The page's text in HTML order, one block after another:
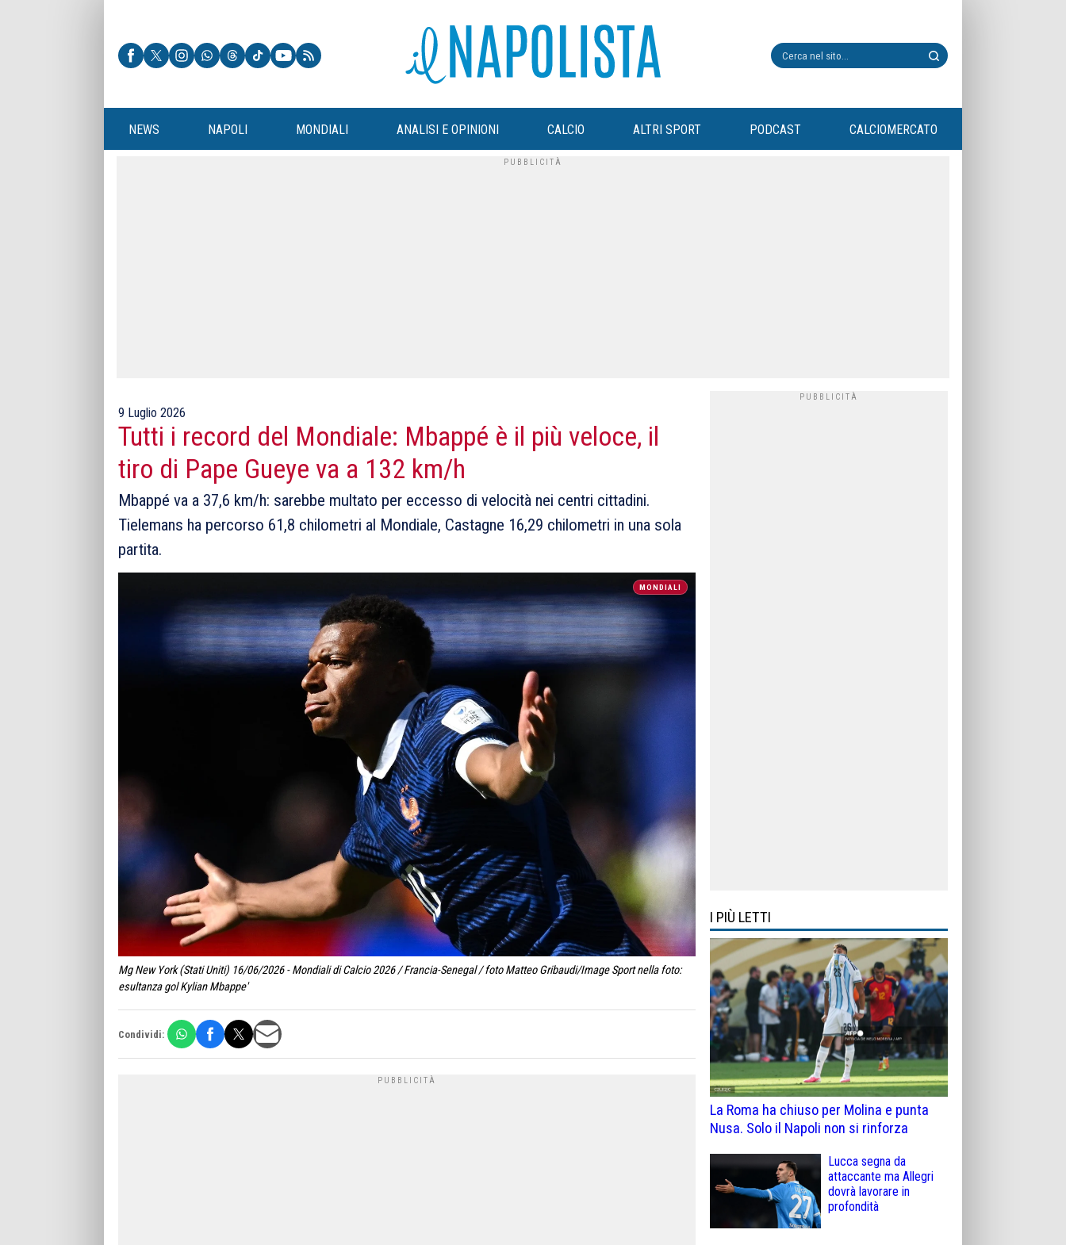
NEWS NAPOLI MONDIALI ANALISI E OPINIONI CALCIO ALTRI SPORT PODCAST CALCIOMERCATO
9 Luglio 2026
Tutti i record del Mondiale: Mbappé è il più veloce, il
tiro di Pape Gueye va a 132 km/h
Mbappé va a 37,6 km/h: sarebbe multato per eccesso di velocità nei centri cittadini.
Tielemans ha percorso 61,8 chilometri al Mondiale, Castagne 16,29 chilometri in una sola
partita.
MONDIALI
Mg New York (Stati Uniti) 16/06/2026 - Mondiali di Calcio 2026 / Francia-Senegal / foto Matteo Gribaudi/Image Sport nella foto:
esultanza gol Kylian Mbappe'
Condividi:
I PIÙ LETTI
La Roma ha chiuso per Molina e punta
Nusa. Solo il Napoli non si rinforza
Lucca segna da
attaccante ma Allegri
dovrà lavorare in
profondità